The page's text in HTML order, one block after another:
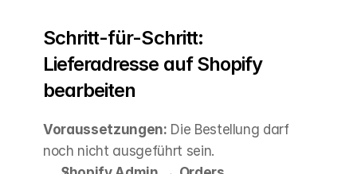
Schritt-für-Schritt:
Lieferadresse auf Shopify
bearbeiten
Voraussetzungen: Die Bestellung darf
noch nicht ausgeführt sein.